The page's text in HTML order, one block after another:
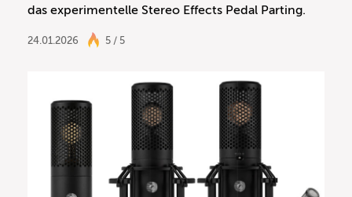
das experimentelle Stereo Effects Pedal Parting.
24.01.2026 5 / 5